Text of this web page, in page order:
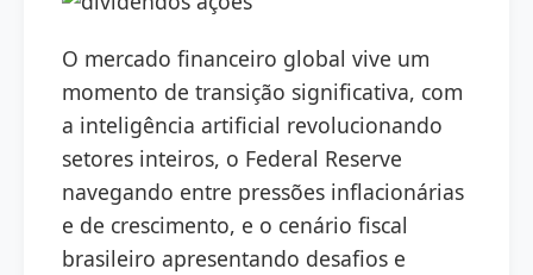
O mercado financeiro global vive um
momento de transição significativa, com
a inteligência artificial revolucionando
setores inteiros, o Federal Reserve
navegando entre pressões inflacionárias
e de crescimento, e o cenário fiscal
brasileiro apresentando desafios e